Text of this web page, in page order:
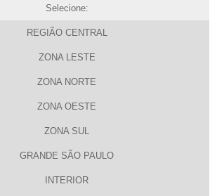
Selecione:
REGIÃO CENTRAL
ZONA LESTE
ZONA NORTE
ZONA OESTE
ZONA SUL
GRANDE SÃO PAULO
INTERIOR